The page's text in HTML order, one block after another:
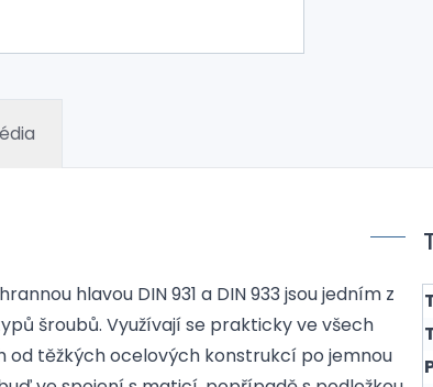
hlavou DIN 931 a DIN 933 jsou jedním z
šroubů. Využívají se prakticky ve všech
těžkých ocelových konstrukcí po jemnou